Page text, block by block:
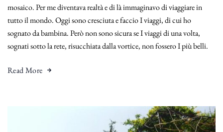
mosaico. Per me diventava realtà e di là immaginavo di viaggiare in
tutto il mondo. Oggi sono cresciuta e faccio I viaggi, di cui ho
sognato da bambina. Però non sono sicura se I viaggi di una volta,
sognati sotto la rete, risucchiata dalla vortice, non fossero I più belli.
Read More